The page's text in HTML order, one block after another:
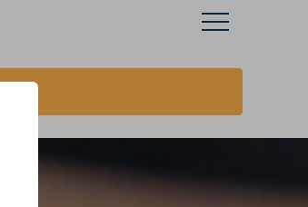
wil vandaag Gratis pijnadvies